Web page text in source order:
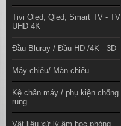
Tivi Oled, Qled, Smart TV - TV
UHD 4K
Đầu Bluray / Đầu HD /4K - 3D
Máy chiếu/ Màn chiếu
Kệ chân máy / phụ kiện chống
rung
Vật liệu xử lý âm học phòng